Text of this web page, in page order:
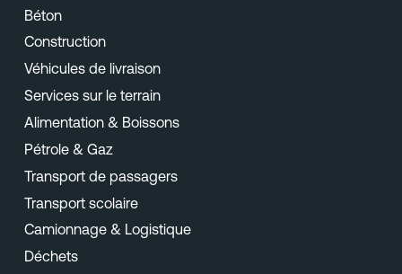
Béton
Construction
Véhicules de livraison
Services sur le terrain
Alimentation & Boissons
Pétrole & Gaz
Transport de passagers
Transport scolaire
Camionnage & Logistique
Déchets